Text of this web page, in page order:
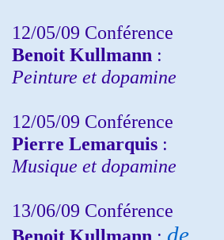
12/05/09 Conférence
Benoit Kullmann :
Peinture et dopamine
12/05/09 Conférence
Pierre Lemarquis :
Musique et dopamine
13/06/09 Conférence
Benoit Kullmann : de